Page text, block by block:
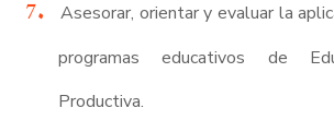
Asesorar, orientar y evaluar la
programas educativos de
Productiva.